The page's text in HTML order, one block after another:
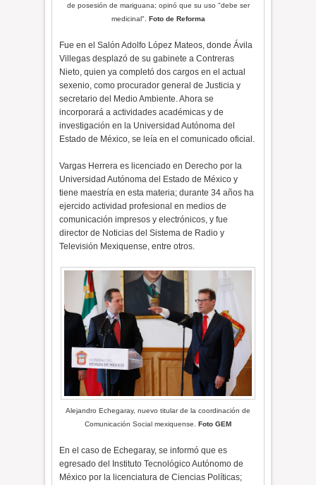
de posesión de mariguana; opinó que su uso "debe ser
medicinal". Foto de Reforma
Fue en el Salón Adolfo López Mateos, donde Ávila
Villegas desplazó de su gabinete a Contreras
Nieto, quien ya completó dos cargos en el actual
sexenio, como procurador general de Justicia y
secretario del Medio Ambiente. Ahora se
incorporará a actividades académicas y de
investigación en la Universidad Autónoma del
Estado de México, se leía en el comunicado oficial.
Vargas Herrera es licenciado en Derecho por la
Universidad Autónoma del Estado de México y
tiene maestría en esta materia; durante 34 años ha
ejercido actividad profesional en medios de
comunicación impresos y electrónicos, y fue
director de Noticias del Sistema de Radio y
Televisión Mexiquense, entre otros.
Alejandro Echegaray, nuevo titular de la coordinación de
Comunicación Social mexiquense. Foto GEM
En el caso de Echegaray, se informó que es
egresado del Instituto Tecnológico Autónomo de
México por la licenciatura de Ciencias Políticas;